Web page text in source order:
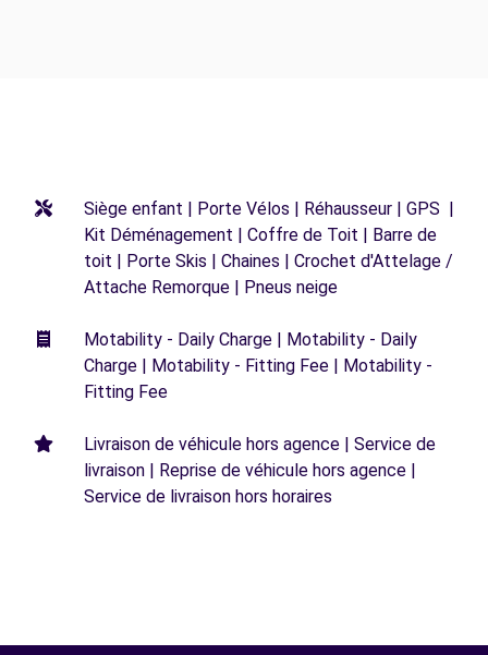
Siège enfant | Porte Vélos | Réhausseur | GPS |
Kit Déménagement | Coffre de Toit | Barre de
toit | Porte Skis | Chaines | Crochet d'Attelage /
Attache Remorque | Pneus neige
Motability - Daily Charge | Motability - Daily
Charge | Motability - Fitting Fee | Motability -
Fitting Fee
Livraison de véhicule hors agence | Service de
livraison | Reprise de véhicule hors agence |
Service de livraison hors horaires